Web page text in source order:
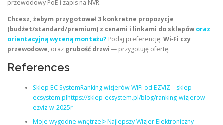
przewodowy PoE i zapis na NVR.
Chcesz, żebym przygotował 3 konkretne propozycje
(budżet/standard/premium) z cenami i linkami do sklepóworaz
orientacyjną wyceną montażu? Podaj preferencję: Wi‑Fi czy
przewodowe, oraz grubość drzwi — przygotuję ofertę.
References
Sklep EC SystemRanking wizjerów WiFi od EZVIZ – sklep-
ecsystem.plhttps://sklep-ecsystem.pl/blog/ranking-wizjerow-
ezviz-w-2025r
Moje wygodne wnętrzeᐅ Najlepszy Wizjer Elektroniczny –